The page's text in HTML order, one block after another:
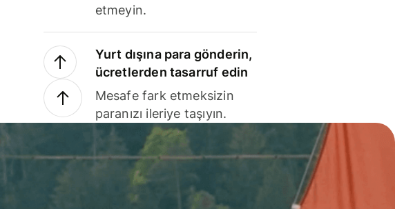
etmeyin.
Yurt dışına para gönderin,
ücretlerden tasarruf edin
Mesafe fark etmeksizin
paranızı ileriye taşıyın.